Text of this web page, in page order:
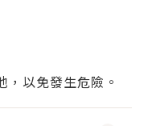
，以免發生危險。